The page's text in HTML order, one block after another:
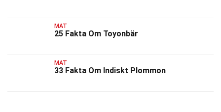
MAT
25 Fakta Om Toyonbär
MAT
33 Fakta Om Indiskt Plommon